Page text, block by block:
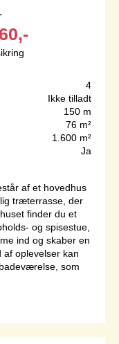
4
Ikke tilladt
150 m
76 m²
1.600 m²
Ja
af et hovedhus
træterrasse, der
finder du et
og spisestue,
ind og skaber en
oplevelser kan
som